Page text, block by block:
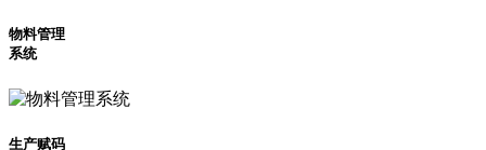
物料管理
系统
生产赋码